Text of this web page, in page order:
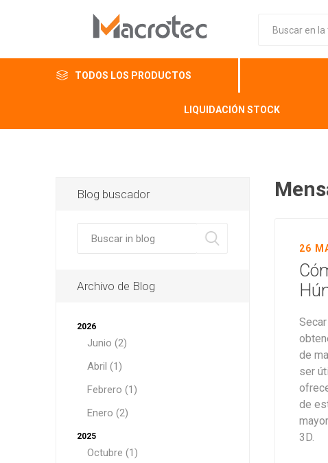
TODOS LOS PRODUCTOS
LIQUIDACIÓN STOCK
26
de
ser
de
3D.
Blog buscador
Archivo de Blog
2026
Junio (2)
Abril (1)
Febrero (1)
Enero (2)
2025
Octubre (1)